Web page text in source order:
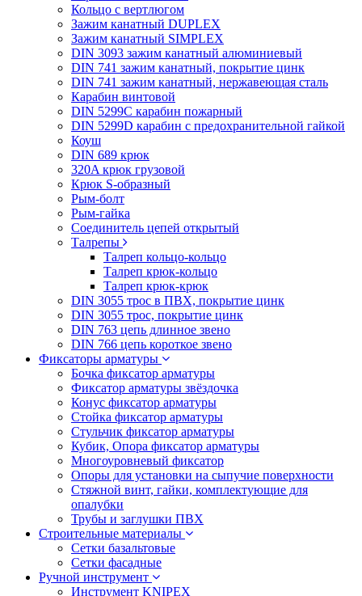
Кольцо с вертлюгом
Зажим канатный DUPLEX
Зажим канатный SIMPLEX
DIN 3093 зажим канатный алюминиевый
DIN 741 зажим канатный, покрытие цинк
DIN 741 зажим канатный, нержавеющая сталь
Карабин винтовой
DIN 5299C карабин пожарный
DIN 5299D карабин с предохранительной гайкой
Коуш
DIN 689 крюк
320A крюк грузовой
Крюк S-образный
Рым-болт
Рым-гайка
Соединитель цепей открытый
Талрепы
Талреп кольцо-кольцо
Талреп крюк-кольцо
Талреп крюк-крюк
DIN 3055 трос в ПВХ, покрытие цинк
DIN 3055 трос, покрытие цинк
DIN 763 цепь длинное звено
DIN 766 цепь короткое звено
Фиксаторы арматуры
Бочка фиксатор арматуры
Фиксатор арматуры звёздочка
Конус фиксатор арматуры
Стойка фиксатор арматуры
Стульчик фиксатор арматуры
Кубик, Опора фиксатор арматуры
Многоуровневый фиксатор
Опоры для установки на сыпучие поверхности
Стяжной винт, гайки, комплектующие для
опалубки
Трубы и заглушки ПВХ
Строительные материалы
Сетки базальтовые
Сетки фасадные
Ручной инструмент
Инструмент KNIPEX